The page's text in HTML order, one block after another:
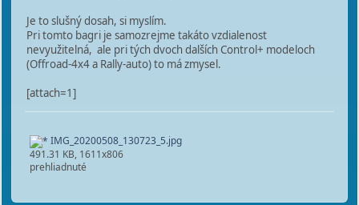
Je to slušný dosah, si myslím.
Pri tomto bagri je samozrejme takáto vzdialenost
nevyužitelná, ale pri tých dvoch dalších Control+ modeloch
(Offroad-4x4 a Rally-auto) to má zmysel.
[attach=1]
IMG_20200508_130723_5.jpg
491.31 KB, 1611x806
prehliadnuté